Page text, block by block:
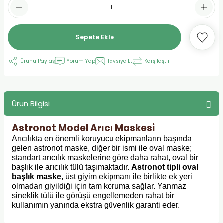
Sepete Ekle
Ürünü Paylaş Yorum Yap Tavsiye Et Karşılaştır
Ürün Bilgisi
Astronot Model Arıcı Maskesi
Arıcılıkta en önemli koruyucu ekipmanların başında
gelen astronot maske, diğer bir ismi ile oval maske;
standart arıcılık maskelerine göre daha rahat, oval bir
başlık ile arıcılık tülü taşımaktadır. Astronot tipli oval
başlık maske, üst giyim ekipmanı ile birlikte ek yeri
olmadan giyildiği için tam koruma sağlar. Yanmaz
sineklik tülü ile görüşü engellemeden rahat bir
kullanımın yanında ekstra güvenlik garanti eder.